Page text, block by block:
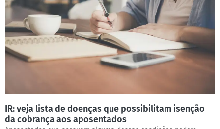
IR: veja lista de doenças que possibilitam isenção
da cobrança aos aposentados